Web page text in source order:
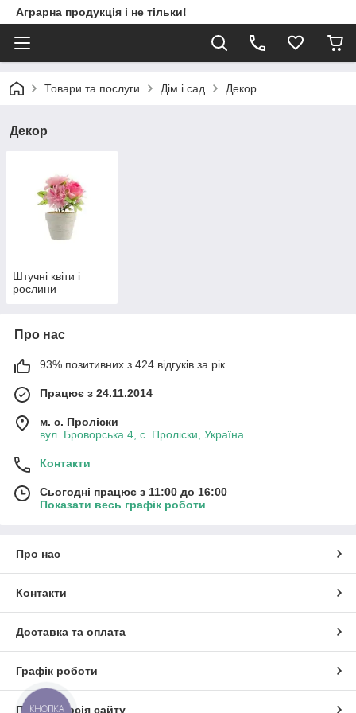
Аграрна продукція і не тільки!
Товари та послуги Дім і сад Декор
Декор
Штучні квіти і
рослини
Про нас
93% позитивних з 424 відгуків за рік
Працює з 24.11.2014
м. с. Проліски
вул. Броворська 4, с. Проліски, Україна
Контакти
Сьогодні працює з 11:00 до 16:00
Показати весь графік роботи
Про нас
Контакти
Доставка та оплата
Графік роботи
Повна версія сайту
КНОПКА